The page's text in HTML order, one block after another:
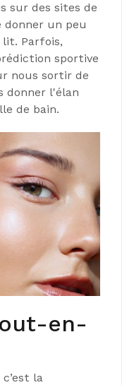
sur des sites de
un peu
Parfois,
sportive
nous sortir de
donner l'élan
de bain.
en-
la